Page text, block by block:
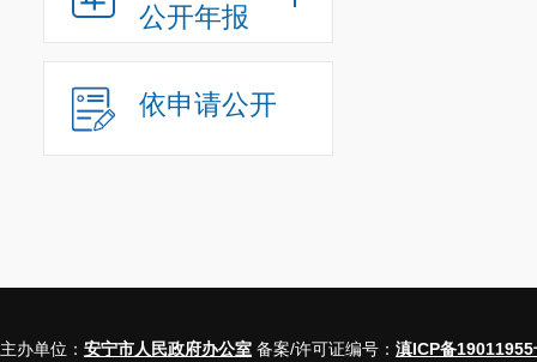
公开年报
依申请公开
主办单位： 安宁市人民政府办公室 备案/许可证编号： 滇ICP备